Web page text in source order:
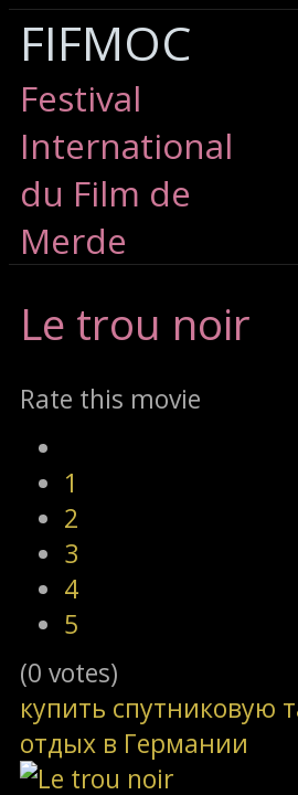
FIFMOC
Festival
International
du Film de
Merde
Le trou noir
Rate this movie
1
2
3
4
5
(0 votes)
купить спутниковую
отдых в Германии